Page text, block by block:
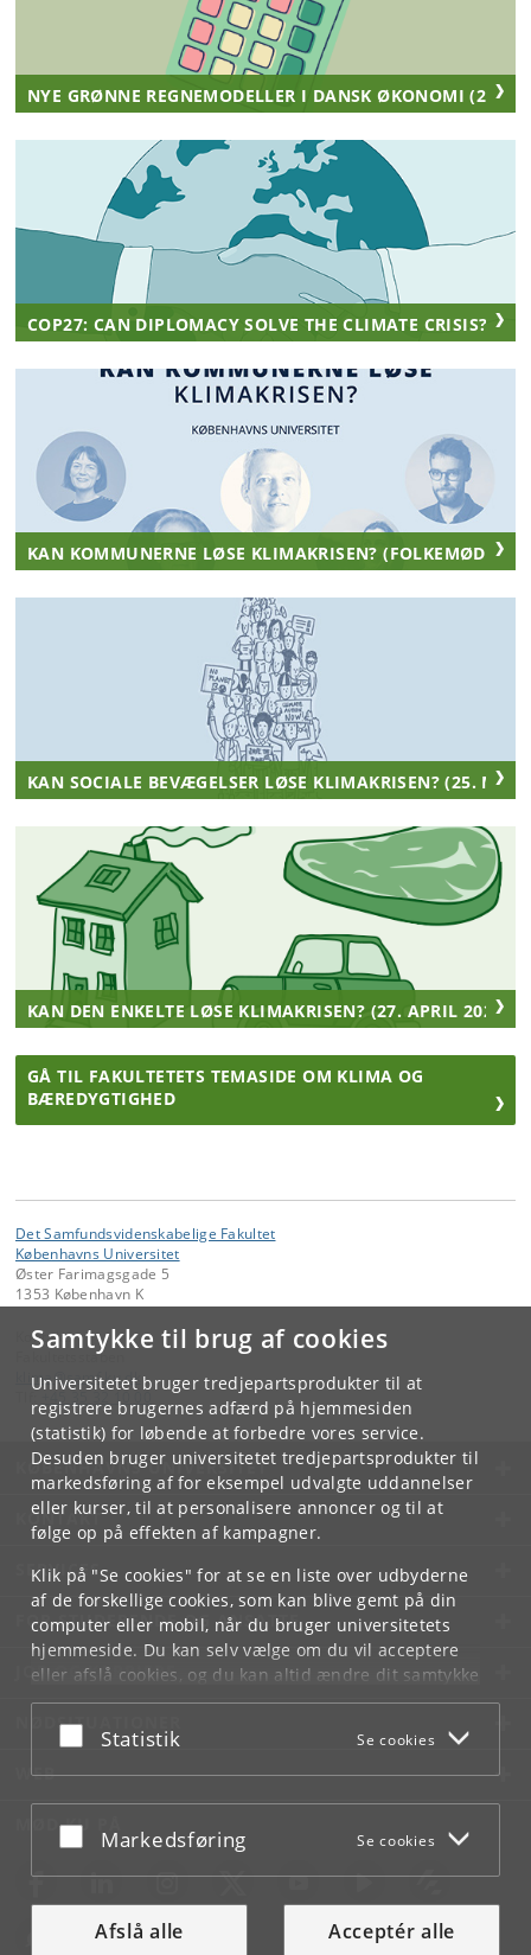
Samtykke til brug af cookies
Universitetet bruger tredjepartsprodukter til at
registrere brugernes adfærd på hjemmesiden
(statistik) for løbende at forbedre vores service.
Desuden bruger universitetet tredjepartsprodukter til
markedsføring af for eksempel udvalgte uddannelser
eller kurser, til at personalisere annoncer og til at
følge op på effekten af kampagner.
Klik på "Se cookies" for at se en liste over udbyderne
af de forskellige cookies, som kan blive gemt på din
computer eller mobil, når du bruger universitetets
hjemmeside. Du kan selv vælge om du vil acceptere
eller afslå cookies, og du kan altid ændre dit samtykke
underCookie- og privatlivspolitiksom du finder i
bunden af hver side.
Acceptér eller afslå
Statistik Se cookies
Acceptér eller afslå
Markedsføring Se cookies
Afslå alle Acceptér alle
NYE GRØNNE REGNEMODELLER I DANSK ØKONOMI (27.
COP27: CAN DIPLOMACY SOLVE THE CLIMATE CRISIS? (11
KAN KOMMUNERNE LØSE KLIMAKRISEN? (FOLKEMØDE,
KAN SOCIALE BEVÆGELSER LØSE KLIMAKRISEN? (25. MAJ
KAN DEN ENKELTE LØSE KLIMAKRISEN? (27. APRIL 2022)
GÅ TIL FAKULTETETS TEMASIDE OM KLIMA OG
BÆREDYGTIGHED
Det Samfundsvidenskabelige Fakultet
Københavns Universitet
Øster Farimagsgade 5
1353 København K
Kontakt:
Fakultetsstaben
klima@samf.ku.dk
+45 35 32 10 00
KØBENHAVNS UNIVERSITET
KONTAKT
SERVICES
FOR STUDERENDE OG ANSATTE
JOB OG KARRIERE
NØDSITUATIONER
WEB
MØD KU PÅ